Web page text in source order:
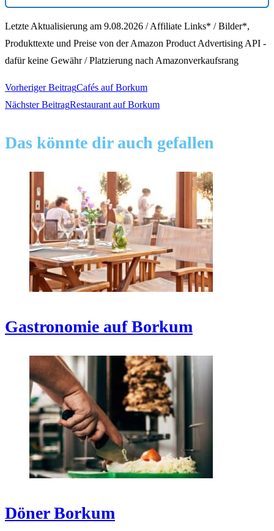
Letzte Aktualisierung am 9.08.2026 / Affiliate Links* / Bilder*,
Produkttexte und Preise von der Amazon Product Advertising API -
dafür keine Gewähr / Platzierung nach Amazonverkaufsrang
Weitere
ansehen
Vorheriger BeitragCafés auf Borkum
Nächster BeitragRestaurant auf Borkum
Das könnte dir auch gefallen
Gastronomie auf Borkum
Döner Borkum